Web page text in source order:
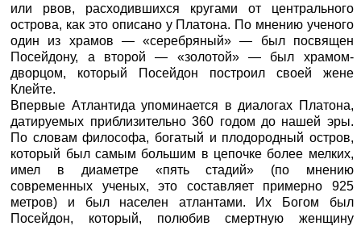
или рвов, расходившихся кругами от центрального
острова, как это описано у Платона. По мнению ученого
один из храмов — «серебряный» — был посвящен
Посейдону, а второй — «золотой» — был храмом-
дворцом, который Посейдон построил своей жене
Клейте.
Впервые Атлантида упоминается в диалогах Платона,
датируемых приблизительно 360 годом до нашей эры.
По словам философа, богатый и плодородный остров,
который был самым большим в цепочке более мелких,
имел в диаметре «пять стадий» (по мнению
современных ученых, это составляет примерно 925
метров) и был населен атлантами. Их Богом был
Посейдон, который, полюбив смертную женщину